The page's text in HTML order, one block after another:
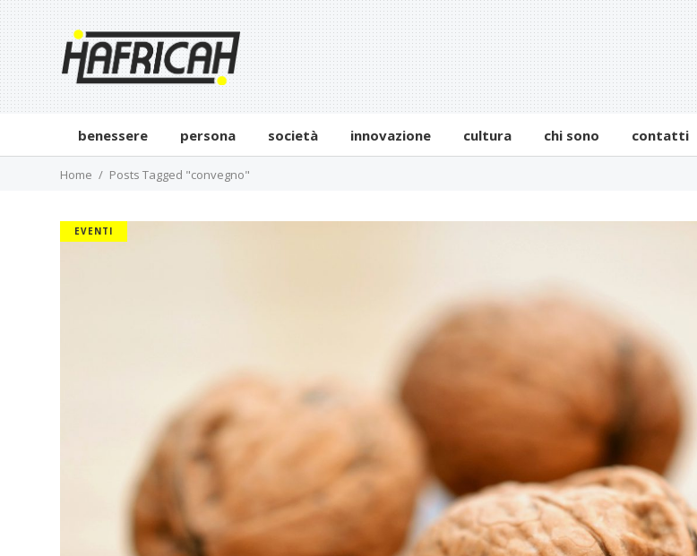
benessere persona società innovazione cultura chi sono contatti
Home Posts Tagged "convegno"
EVENTI